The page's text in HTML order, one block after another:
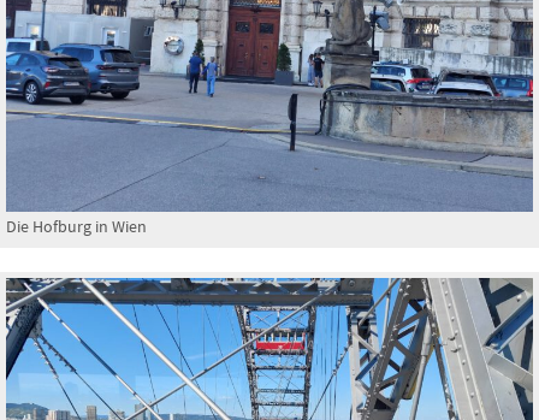
Die Hofburg in Wien